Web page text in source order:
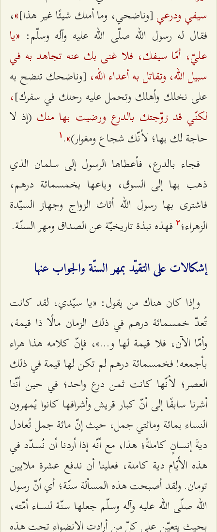
سيفي ودرعي [وناضحي، وما أملك شيئًا غير هذا]»،
فقال له رسول اللّه صلّى اللّه عليه وآله وسلّم: «يا
عليّ، أمّا سيفك، فلا غنى بك عنه تجاهد به في
سبيل اللّه، وتقاتل به أعداء اللّه، [وناضحك تنضح به
على نخلك وأهلك وتحمل عليه رحلك في سفرك]،
لكنّي قد زوّجتك بالدرع ورضيت بها منك (إذ لا
حاجة لك بها؛ لأنّك شجاع ومغوار)»
. ۱
فجاء بالدرع، فأعطاها الرسول إلى سلمان الذي
ذهب بها إلى السوق، وباعها بخمسمائة درهم،
فاشترى بها رسول الله أثاث الزواج وجهاز السيّدة
الزهراء؛٢ فهذه نبذة تاريخيّة عن الصداق ومهر السنّة.
إشكالات على التقيّد بمهر السنّة والجواب عنها
وإذا كان هناك من يقول: «يا سيّدي، لقد كانت
تُعدّ خمسمائة درهم في ذلك الزمان مالًا ذا قيمة،
وأمّا الآن، فلا قيمة لها و...»، فإنّ كلامه هذا هراء
بأجمعه! فخمسمائة درهم لم تكن لها قيمة في ذلك
العصر؛ لأنّها كانت ثمن درع واحد؛ في حين أنّنا
أشرنا سابقًا إلى أنّ كبار قريش وأشرافها كانوا يُمهرون
النساء بمائة ومائتي جمل، حيث إنّ مائة جمل تُعادل
ديةَ إنسانٍ كاملةً؛ هذا، مع أنّه إذا أردنا أن نُسدّد في
هذه الأيّام دية كاملة، فعلينا أن ندفع عشرة ملايين
تومان. ولقد أصبحت هذه المسألة سنّة؛ أي أنّ رسول
الله صلّى الله عليه وآله وسلّم جعلها سنّة لنساء أمّته،
بحيث يتعيّن على كلّ من أرادت الانضواء تحت هذه